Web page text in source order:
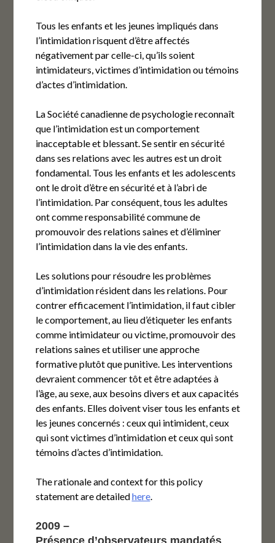
Tous les enfants et les jeunes impliqués dans
l’intimidation risquent d’être affectés
négativement par celle-ci, qu’ils soient
intimidateurs, victimes d’intimidation ou témoins
d’actes d’intimidation.
La Société canadienne de psychologie reconnaît
que l’intimidation est un comportement
inacceptable et blessant. Se sentir en sécurité
dans ses relations avec les autres est un droit
fondamental. Tous les enfants et les adolescents
ont le droit d’être en sécurité et à l’abri de
l’intimidation. Par conséquent, tous les adultes
ont comme responsabilité commune de
promouvoir des relations saines et d’éliminer
l’intimidation dans la vie des enfants.
Les solutions pour résoudre les problèmes
d’intimidation résident dans les relations. Pour
contrer efficacement l’intimidation, il faut cibler
le comportement, au lieu d’étiqueter les enfants
comme intimidateur ou victime, promouvoir des
relations saines et utiliser une approche
formative plutôt que punitive. Les interventions
devraient commencer tôt et être adaptées à
l’âge, au sexe, aux besoins divers et aux capacités
des enfants. Elles doivent viser tous les enfants et
les jeunes concernés : ceux qui intimident, ceux
qui sont victimes d’intimidation et ceux qui sont
témoins d’actes d’intimidation.
The rationale and context for this policy
statement are detailedhere.
2009 –
Présence d’observateurs mandatés